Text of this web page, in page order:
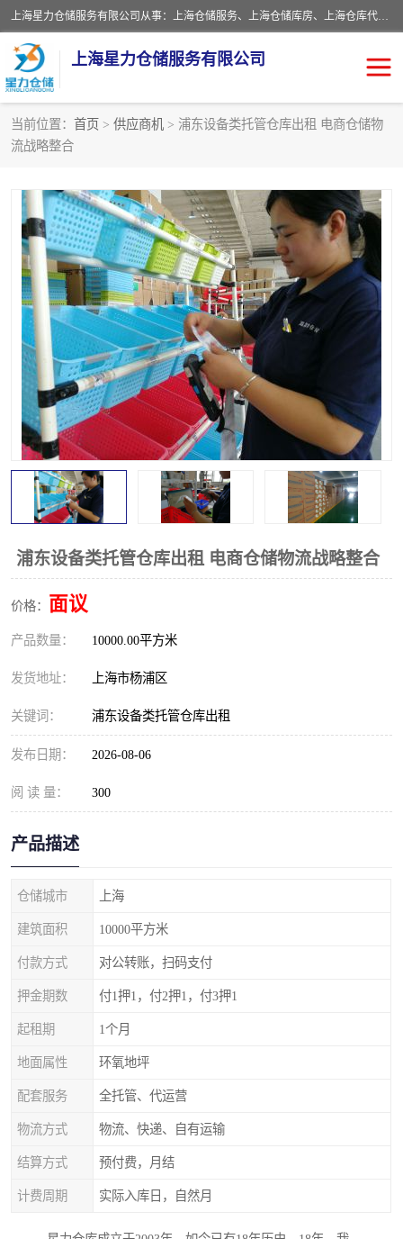
上海星力仓储服务有限公司从事：上海仓储服务、上海仓储库房、上海仓库代运营、上海仓库对外出租、上海仓库外包、上海三方仓储、上海电商仓储代发、上海电商代发货仓库、上海托管仓库、上海仓储配送。上海星力仓储服务有限公司现在拥有100个分仓、10万余平方的标准库房，精炼员工几百名，与几千家客户合作，公司已跻身上海仓储行业前列。欢迎来电咨询！
上海星力仓储服务有限公司
当前位置： 首页 > 供应商机 > 浦东设备类托管仓库出租 电商仓储物
流战略整合
浦东设备类托管仓库出租 电商仓储物流战略整合
价格： 面议
产品数量： 10000.00平方米
发货地址： 上海市杨浦区
关键词： 浦东设备类托管仓库出租
发布日期： 2026-08-06
阅 读 量： 300
产品描述
仓储城市 上海
建筑面积 10000平方米
付款方式 对公转账，扫码支付
押金期数 付1押1，付2押1，付3押1
起租期 1个月
地面属性 环氧地坪
配套服务 全托管、代运营
物流方式 物流、快递、自有运输
结算方式 预付费，月结
计费周期 实际入库日，自然月
上海仓库对外出租
上海仓储配送 上海仓库外包
上海仓库代运营 上海托管仓库
上海第三方仓储 上海仓储服务
仓储 上海电商代发货仓库
上海托管仓库